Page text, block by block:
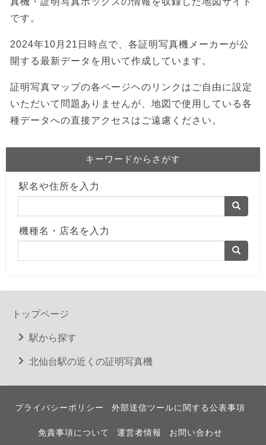
です。
2024年10月21日時点で、各証明写真機メーカーが公
開する最新データを用いて作成しています。
証明写真マップの各ページヘのリンクはご自由に設定
いただいて問題ありませんが、地図で使用している各
種データへの直接アクセスはご遠慮ください。
キーワードからさがす
駅名や住所を入力
機種名・店名を入力
トップページ
駅から探す
北仙台駅の近くの証明写真機
プライバシーポリシー 外部送信ツールに関する公表事項
免責事項について 運営者情報 お問い合わせ